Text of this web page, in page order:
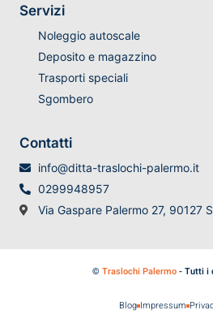
Servizi
Noleggio autoscale
Deposito e magazzino
Trasporti speciali
Sgombero
Contatti
info@ditta-traslochi-palermo.it
0299948957
Via Gaspare Palermo 27, 90127
© Traslochi Palermo- Tutti i
Blog Impressum